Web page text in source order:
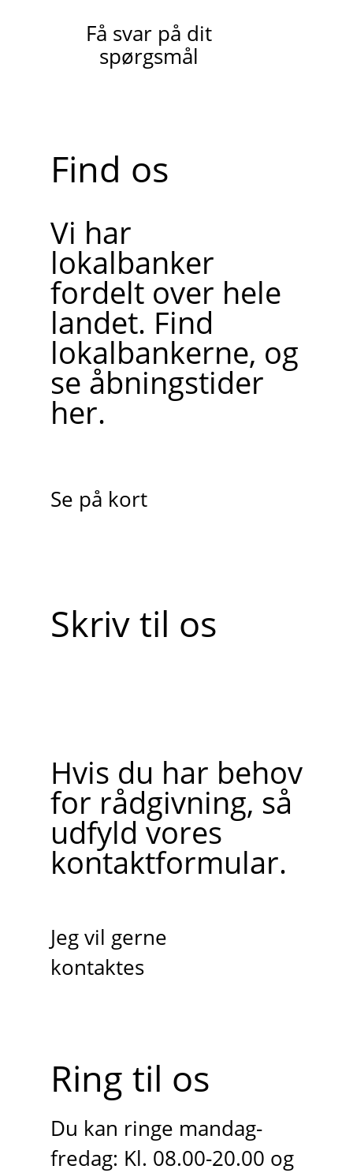
Få svar på dit
spørgsmål
Find os
Vi har
lokalbanker
fordelt over hele
landet. Find
lokalbankerne, og
se åbningstider
her.
Se på kort
Skriv til os
Hvis du har behov
for rådgivning, så
udfyld vores
kontaktformular.
Jeg vil gerne
kontaktes
Ring til os
Du kan ringe mandag-
fredag: Kl. 08.00-20.00 og